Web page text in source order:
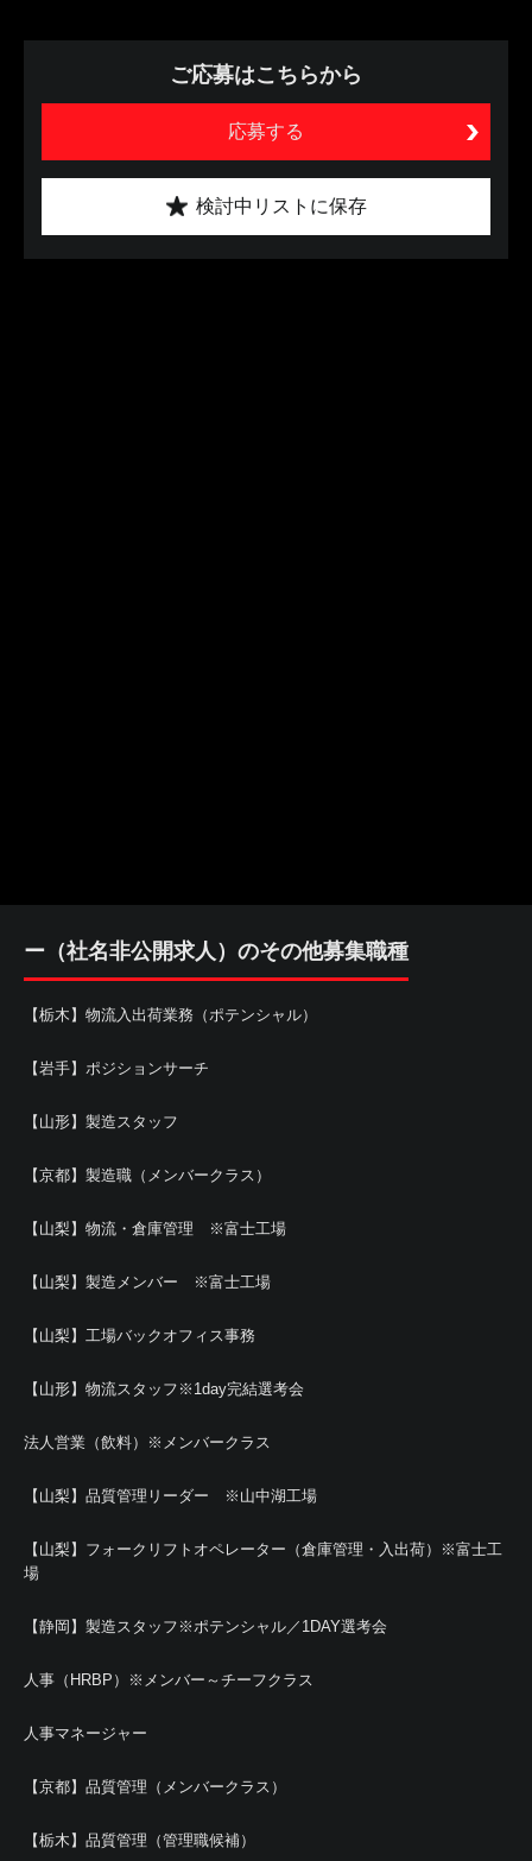
ご応募はこちらから
応募する
検討中リストに保存
ー（社名非公開求人）のその他募集職種
【栃木】物流入出荷業務（ポテンシャル）
【岩手】ポジションサーチ
【山形】製造スタッフ
【京都】製造職（メンバークラス）
【山梨】物流・倉庫管理 ※富士工場
【山梨】製造メンバー ※富士工場
【山梨】工場バックオフィス事務
【山形】物流スタッフ※1day完結選考会
法人営業（飲料）※メンバークラス
【山梨】品質管理リーダー ※山中湖工場
【山梨】フォークリフトオペレーター（倉庫管理・入出荷）※富士工
場
【静岡】製造スタッフ※ポテンシャル／1DAY選考会
人事（HRBP）※メンバー～チーフクラス
人事マネージャー
【京都】品質管理（メンバークラス）
【栃木】品質管理（管理職候補）